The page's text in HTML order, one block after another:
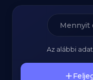
Az alábbi